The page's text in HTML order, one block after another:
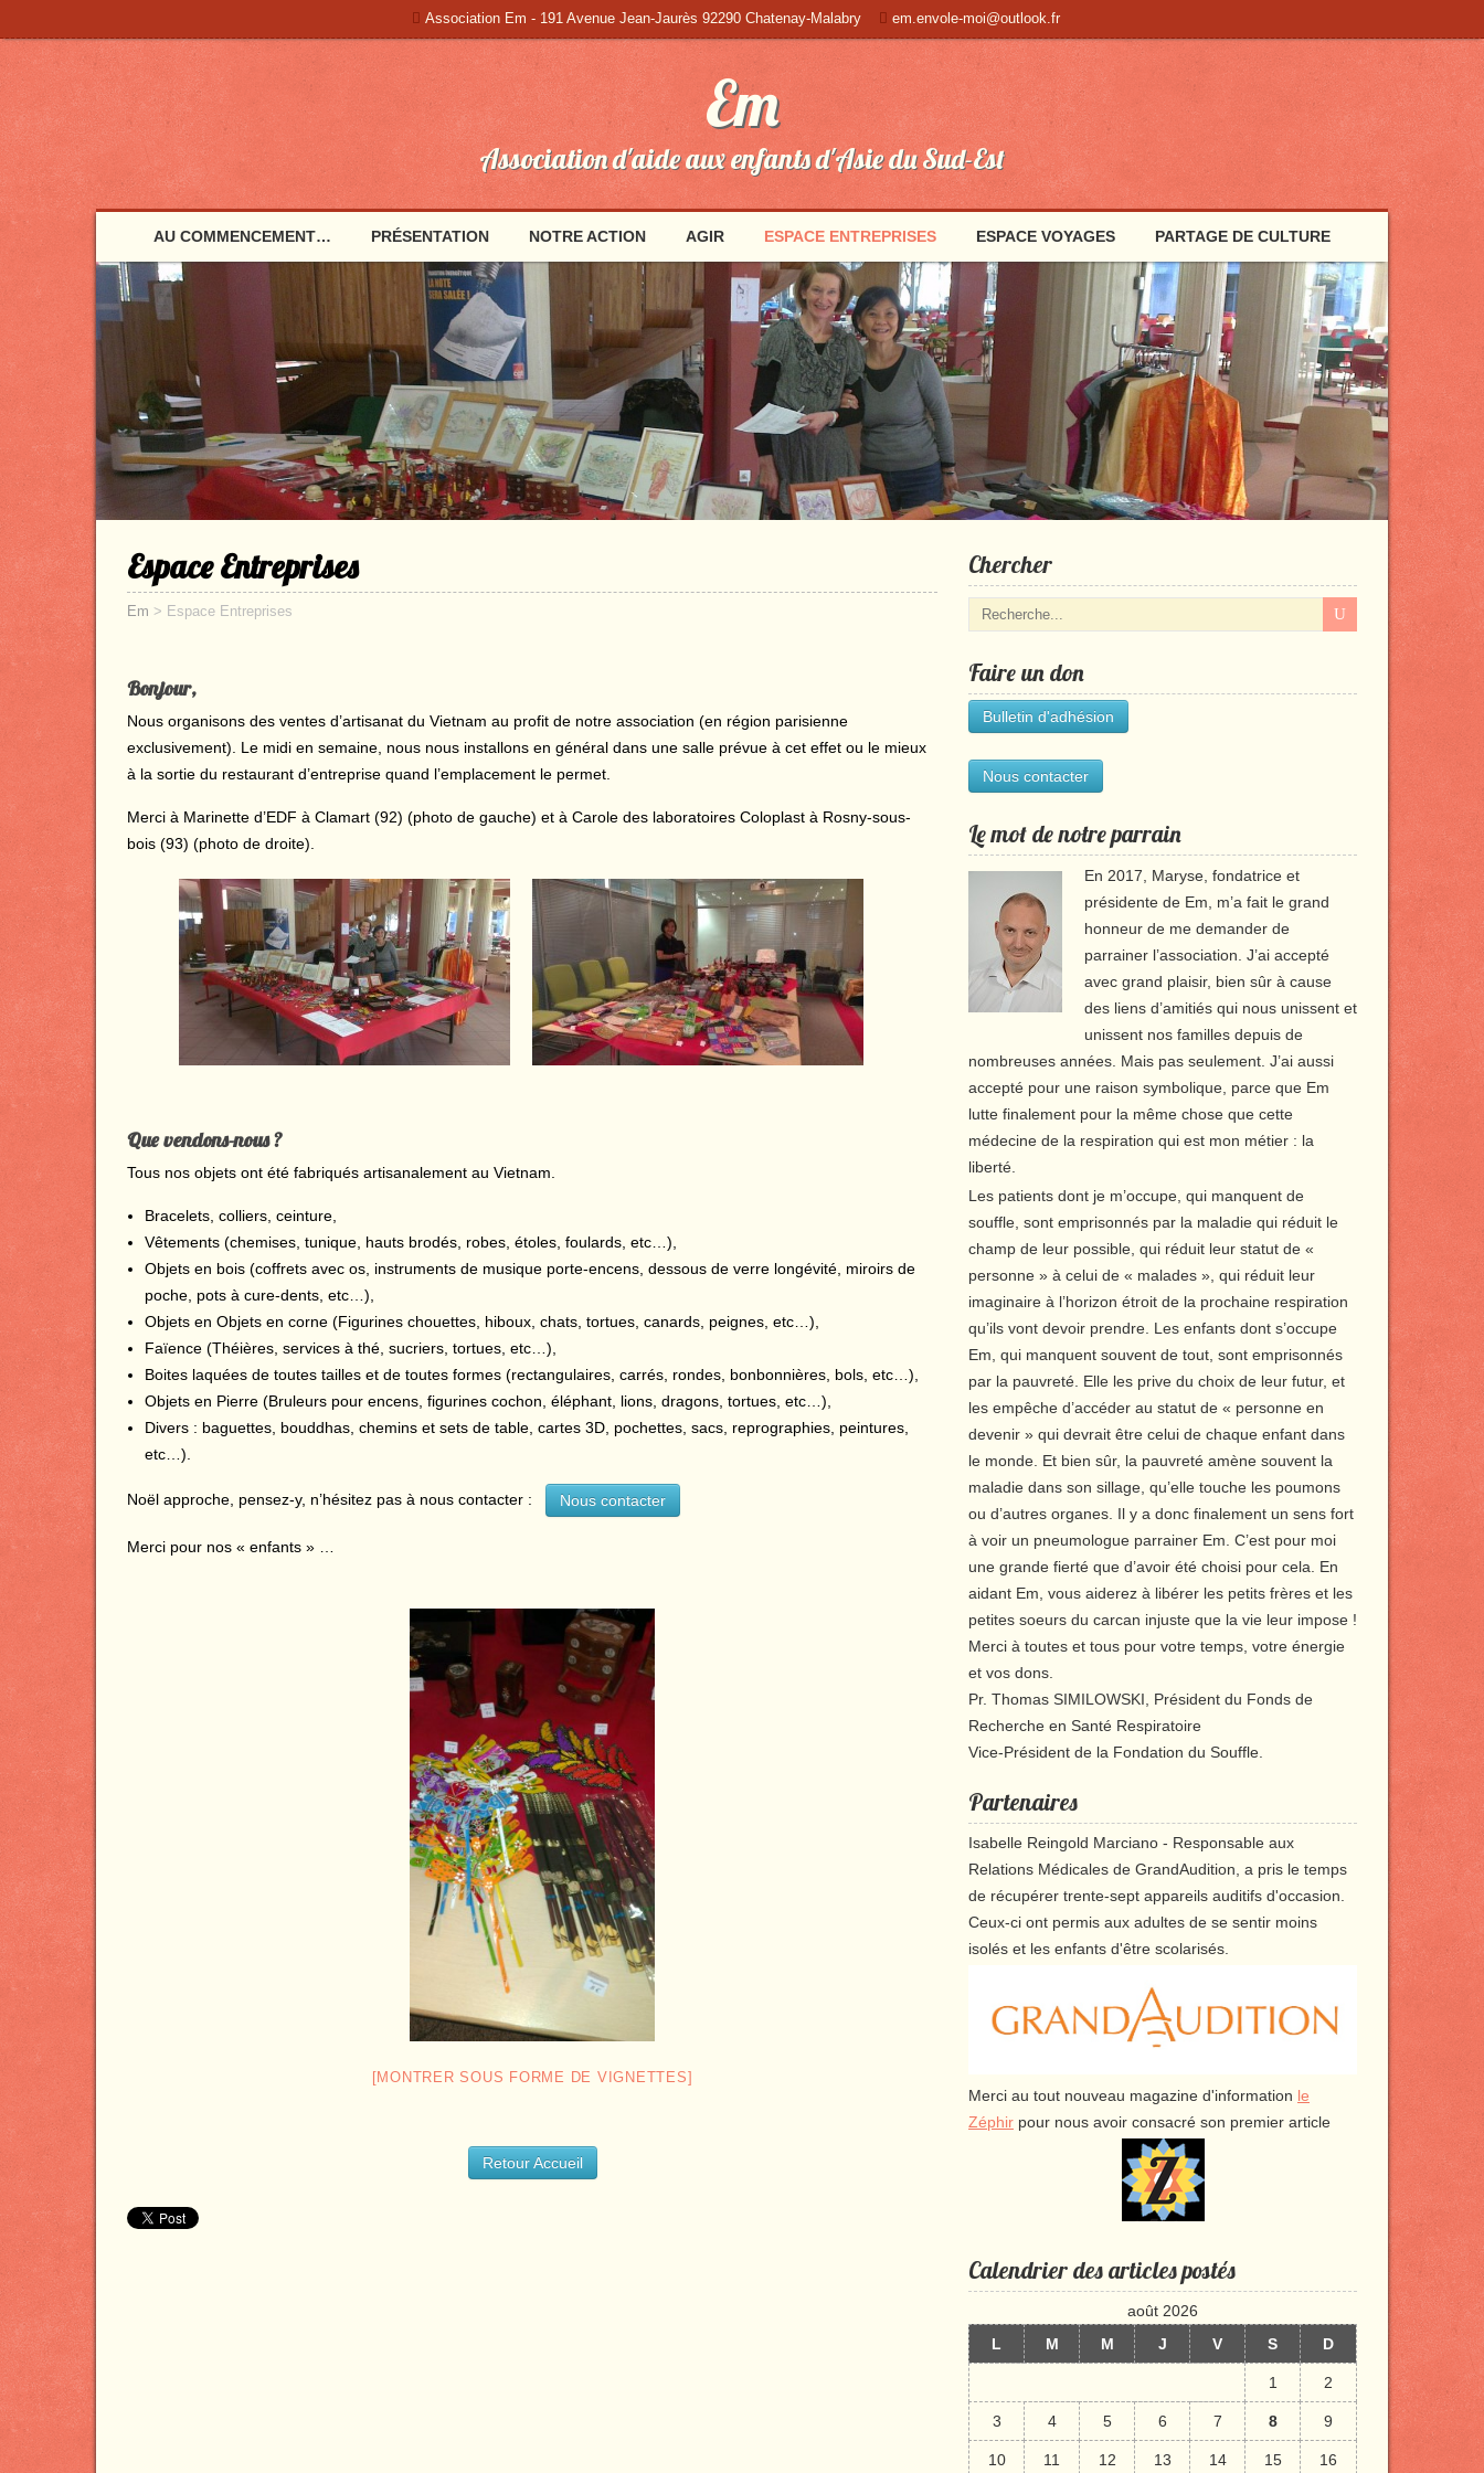
Association Em - 191 Avenue Jean-Jaurès 92290 Chatenay-Malabry em.envole-moi@outlook.fr
Em
Association d'aide aux enfants d'Asie du Sud-Est
AU COMMENCEMENT… PRÉSENTATION NOTRE ACTION AGIR ESPACE ENTREPRISES ESPACE VOYAGES PARTAGE DE CULTURE
Espace Entreprises
Em > Espace Entreprises
Bonjour,
Nous organisons des ventes d’artisanat du Vietnam au profit de notre association (en région parisienne
exclusivement). Le midi en semaine, nous nous installons en général dans une salle prévue à cet effet ou le mieux
à la sortie du restaurant d’entreprise quand l’emplacement le permet.
Merci à Marinette d’EDF à Clamart (92) (photo de gauche) et à Carole des laboratoires Coloplast à Rosny-sous-
bois (93) (photo de droite).
Que vendons-nous ?
Tous nos objets ont été fabriqués artisanalement au Vietnam.
Bracelets, colliers, ceinture,
Vêtements (chemises, tunique, hauts brodés, robes, étoles, foulards, etc…),
Objets en bois (coffrets avec os, instruments de musique porte-encens, dessous de verre longévité, miroirs de
poche, pots à cure-dents, etc…),
Objets en Objets en corne (Figurines chouettes, hiboux, chats, tortues, canards, peignes, etc…),
Faïence (Théières, services à thé, sucriers, tortues, etc…),
Boites laquées de toutes tailles et de toutes formes (rectangulaires, carrés, rondes, bonbonnières, bols, etc…),
Objets en Pierre (Bruleurs pour encens, figurines cochon, éléphant, lions, dragons, tortues, etc…),
Divers : baguettes, bouddhas, chemins et sets de table, cartes 3D, pochettes, sacs, reprographies, peintures,
etc…).
Noël approche, pensez-y, n’hésitez pas à nous contacter : Nous contacter
Merci pour nos « enfants » …
[MONTRER SOUS FORME DE VIGNETTES]
Retour Accueil
Chercher
Faire un don
Bulletin d'adhésion
Nous contacter
Le mot de notre parrain
En 2017, Maryse, fondatrice et
présidente de Em, m’a fait le grand
honneur de me demander de
parrainer l’association. J’ai accepté
avec grand plaisir, bien sûr à cause
des liens d’amitiés qui nous unissent et
unissent nos familles depuis de
nombreuses années. Mais pas seulement. J’ai aussi
accepté pour une raison symbolique, parce que Em
lutte finalement pour la même chose que cette
médecine de la respiration qui est mon métier : la
liberté.
Les patients dont je m’occupe, qui manquent de
souffle, sont emprisonnés par la maladie qui réduit le
champ de leur possible, qui réduit leur statut de «
personne » à celui de « malades », qui réduit leur
imaginaire à l’horizon étroit de la prochaine respiration
qu’ils vont devoir prendre. Les enfants dont s’occupe
Em, qui manquent souvent de tout, sont emprisonnés
par la pauvreté. Elle les prive du choix de leur futur, et
les empêche d’accéder au statut de « personne en
devenir » qui devrait être celui de chaque enfant dans
le monde. Et bien sûr, la pauvreté amène souvent la
maladie dans son sillage, qu’elle touche les poumons
ou d’autres organes. Il y a donc finalement un sens fort
à voir un pneumologue parrainer Em. C’est pour moi
une grande fierté que d’avoir été choisi pour cela. En
aidant Em, vous aiderez à libérer les petits frères et les
petites soeurs du carcan injuste que la vie leur impose !
Merci à toutes et tous pour votre temps, votre énergie
et vos dons.
Pr. Thomas SIMILOWSKI, Président du Fonds de
Recherche en Santé Respiratoire
Vice-Président de la Fondation du Souffle.
Partenaires
Isabelle Reingold Marciano - Responsable aux
Relations Médicales de GrandAudition, a pris le temps
de récupérer trente-sept appareils auditifs d'occasion.
Ceux-ci ont permis aux adultes de se sentir moins
isolés et les enfants d'être scolarisés.
Merci au tout nouveau magazine d'information le
Zéphir pour nous avoir consacré son premier article
Calendrier des articles postés
août 2026
L
M M J V S D
1 2
3 4 5 6 7 8 9
10 11 12 13 14 15 16